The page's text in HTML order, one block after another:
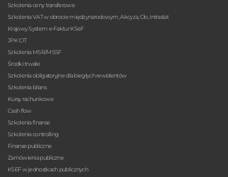
Szkolenia ceny transferowe
Szkolenia VAT w obrocie międzynarodowym, Akcyza, Cło, Intrastat
Krajowy System e-Faktur KSeF
JPK CIT
Szkolenia MSR/MSSF
Środki trwałe
Szkolenia obligatoryjne dla biegłych rewidentów
Szkolenia bilans
Kursy rachunkowe
Cash flow
Szkolenia finanse
Szkolenia controlling
Finanse publiczne
Zamówienia publiczne
KSEF w jednostkach publicznych